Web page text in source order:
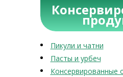
Пикули и чатни
Пасты и урбеч
Консервированные